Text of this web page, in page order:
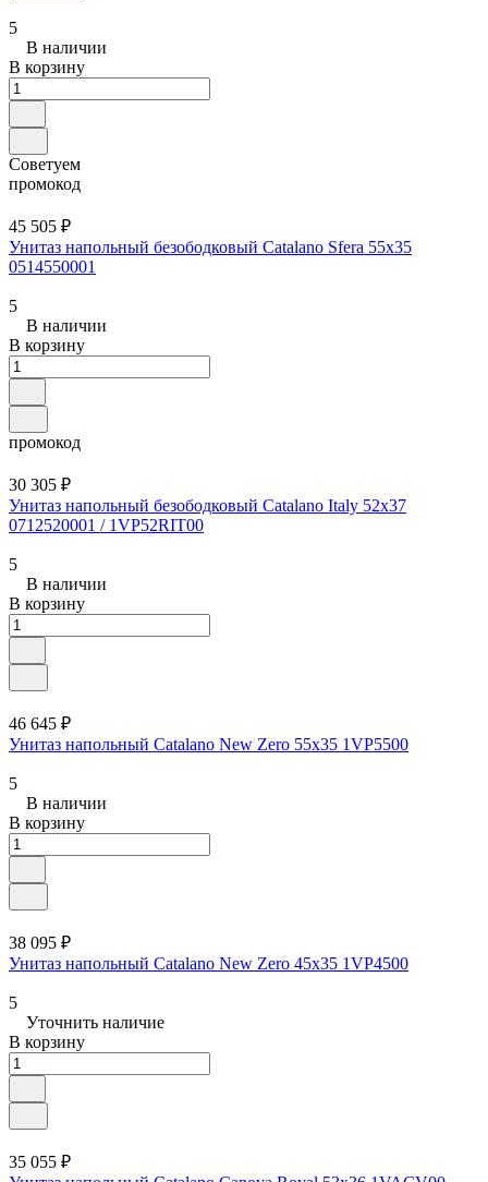
5
В наличии
В корзину
Советуем
промокод
45 505 ₽
Унитаз напольный безободковый Catalano Sfera 55x35
0514550001
5
В наличии
В корзину
промокод
30 305 ₽
Унитаз напольный безободковый Catalano Italy 52x37
0712520001 / 1VP52RIT00
5
В наличии
В корзину
46 645 ₽
Унитаз напольный Catalano New Zero 55x35 1VP5500
5
В наличии
В корзину
38 095 ₽
Унитаз напольный Catalano New Zero 45x35 1VP4500
5
Уточнить наличие
В корзину
35 055 ₽